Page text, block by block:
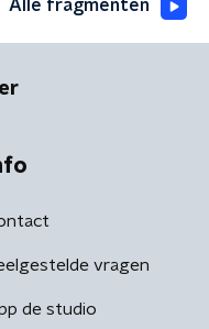
Alle fragmenten
vragen
de studio